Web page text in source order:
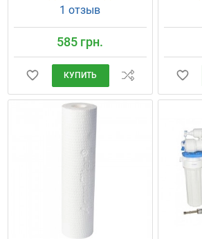
1 отзыв
585 грн.
КУПИТЬ